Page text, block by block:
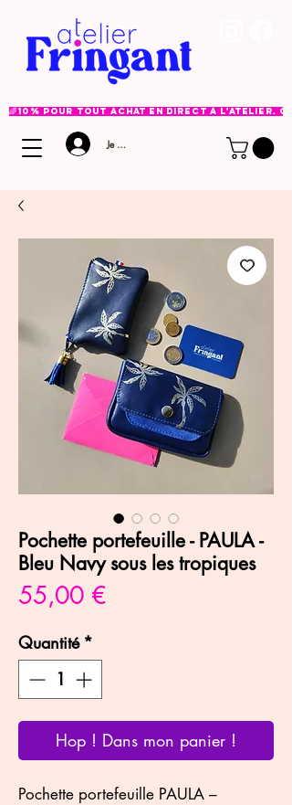
🌈 10% pour tout achat en direct à l'atelier.
Je me connecte
Pochette portefeuille - PAULA -
Bleu Navy sous les tropiques
55,00 €Prix
Quantité *
Hop ! Dans mon panier !
Pochette portefeuille PAULA –